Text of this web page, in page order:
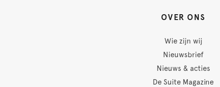
OVER ONS
Wie zijn wij
Nieuwsbrief
Nieuws & acties
De Suite Magazine